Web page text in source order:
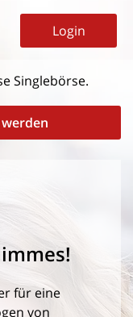
Login
Singlebörse.
für eine
von